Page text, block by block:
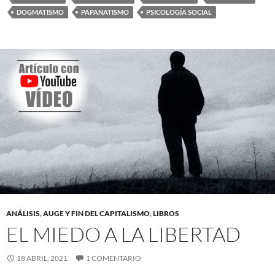
DOGMATISMO
PAPANATISMO PSICOLOGÍA SOCIAL
ANÁLISIS,AUGE Y FIN DEL CAPITALISMO,LIBROS
EL MIEDO A LA LIBERTAD
18 ABRIL, 2021 1 COMENTARIO